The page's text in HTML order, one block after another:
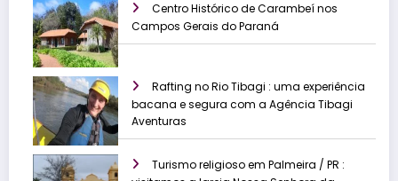
Centro Histórico de Carambeí nos
Campos Gerais do Paraná
Rafting no Rio Tibagi : uma experiência
bacana e segura com a Agência Tibagi
Aventuras
Turismo religioso em Palmeira / PR :